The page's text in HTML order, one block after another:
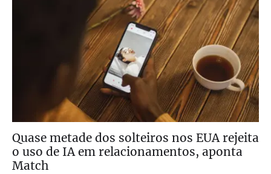
Quase metade dos solteiros nos EUA rejeita
o uso de IA em relacionamentos, aponta
Match